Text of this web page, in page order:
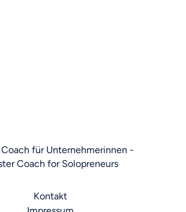
für Unternehmerinnen -
Coach for Solopreneurs
Kontakt